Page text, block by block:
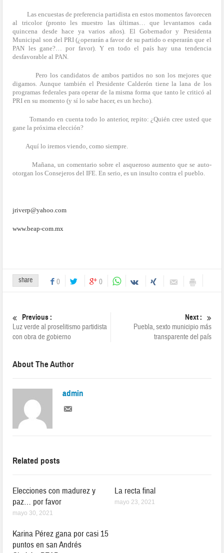
Las encuestas de preferencia partidista en estos momentos favorecen
al tricolor (pronto les muestro las últimas… que levantamos cada
quincena desde hace ya varios años). El Gobernador y Presidenta
Municipal son del PRI (¿operarán a favor de su partido o esperarán que el
PAN les gane?… por favor). Y en todo el país hay una tendencia
desfavorable al PAN.
Pero los candidatos de ambos partidos no son los mejores que
digamos. Aunque también el Presidente Calderón tiene la lana de los
programas federales para operar de la misma forma que tanto le criticó al
PRI en su momento (y sí lo sabe hacer, es un hecho).
Tomando en cuenta todo lo anterior, repito: ¿Quién cree usted que
gane la próxima elección?
Aquí lo iremos viendo, como siempre.
Mañana, un comentario sobre el asqueroso aumento que se auto-
otorgan los Consejeros del IFE. En serio, es un insulto contra el pueblo.
jriverp@yahoo.com
www.beap-com.mx
share 0 0
Previous :
Luz verde al proselitismo partidista
con obra de gobierno
Next :
Puebla, sexto municipio más
transparente del país
About The Author
admin
Related posts
Elecciones con madurez y
paz… por favor
mayo 30, 2021
La recta final
mayo 23, 2021
Karina Pérez gana por casi 15
puntos en san Andrés